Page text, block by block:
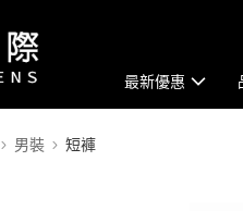
最新優惠
男裝 短褲